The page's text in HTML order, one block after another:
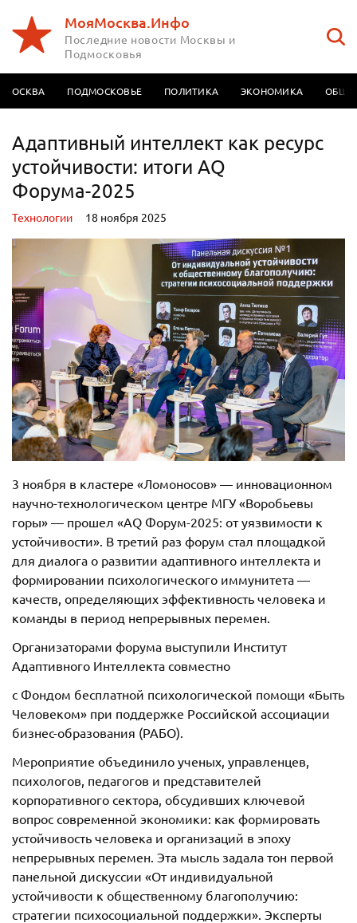
МояМосква.Инфо
Последние новости Москвы и
Подмосковья
МОСКВА ПОДМОСКОВЬЕ ПОЛИТИКА ЭКОНОМИКА
Адаптивный интеллект как ресурс
устойчивости: итоги AQ
Форума-2025
Технологии 18 ноября 2025
3 ноября в кластере «Ломоносов» — инновационном
научно-технологическом центре МГУ «Воробьевы
горы» — прошел «AQ Форум-2025: от уязвимости к
устойчивости». В третий раз форум стал площадкой
для диалога о развитии адаптивного интеллекта и
формировании психологического иммунитета —
качеств, определяющих эффективность человека и
команды в период непрерывных перемен.
Организаторами форума выступили Институт
Адаптивного Интеллекта совместно
с Фондом бесплатной психологической помощи «Быть
Человеком» при поддержке Российской ассоциации
бизнес-образования (РАБО).
Мероприятие объединило ученых, управленцев,
психологов, педагогов и представителей
корпоративного сектора, обсудивших ключевой
вопрос современной экономики: как формировать
устойчивость человека и организаций в эпоху
непрерывных перемен. Эта мысль задала тон первой
панельной дискуссии «От индивидуальной
устойчивости к общественному благополучию:
стратегии психосоциальной поддержки». Эксперты